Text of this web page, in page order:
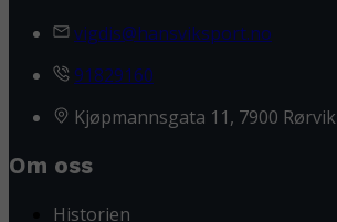
vigdis@hansviksport.no
91829160
Kjøpmannsgata 11, 7900 Rørvik
Om oss
Historien